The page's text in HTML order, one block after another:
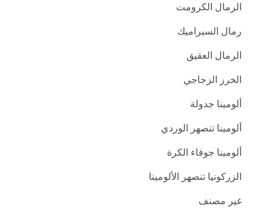
الرمال الكرومت
رمال السيراميك
الرمال العقيق
الخرز الزجاجي
ألومينا جدولة
ألومينا تنصهر الوردي
ألومينا جوفاء الكرة
الزركونيا تنصهر الألومينا
غير مصنف